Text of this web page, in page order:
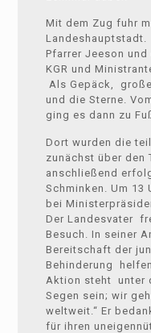
Mit dem Zug fuhr
Landeshauptstadt.
Pfarrer Jeeson
KGR und
Als Gepäck,
und die Sterne.
ging es dann zu
Dort wurden die
zunächst über den
anschließend
Schminken. Um 13
bei
Der Landesvater
Besuch. In seiner
Bereitschaft der
Behinderung
Aktion steht unter
Segen sein; wir
weltweit.“ Er
für ihren